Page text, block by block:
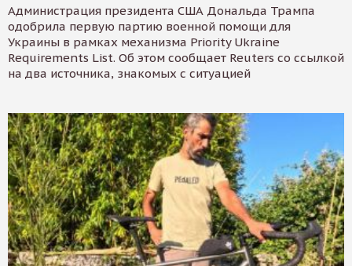
Администрация президента США Дональда Трампа
одобрила первую партию военной помощи для
Украины в рамках механизма Priority Ukraine
Requirements List. Об этом сообщает Reuters со ссылкой
на два источника, знакомых с ситуацией